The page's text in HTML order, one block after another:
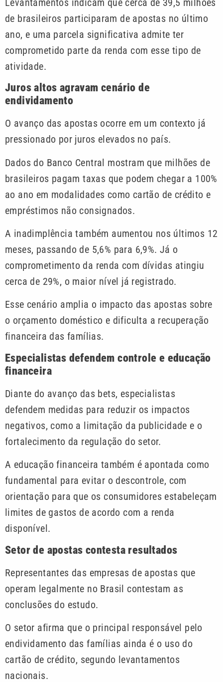
Levantamentos indicam que cerca de 39,5 milhões
de brasileiros participaram de apostas no último
ano, e uma parcela significativa admite ter
comprometido parte da renda com esse tipo de
atividade.
Juros altos agravam cenário de
endividamento
O avanço das apostas ocorre em um contexto já
pressionado por juros elevados no país.
Dados do Banco Central mostram que milhões de
brasileiros pagam taxas que podem chegar a 100%
ao ano em modalidades como cartão de crédito e
empréstimos não consignados.
A inadimplência também aumentou nos últimos 12
meses, passando de 5,6% para 6,9%. Já o
comprometimento da renda com dívidas atingiu
cerca de 29%, o maior nível já registrado.
Esse cenário amplia o impacto das apostas sobre
o orçamento doméstico e dificulta a recuperação
financeira das famílias.
Especialistas defendem controle e educação
financeira
Diante do avanço das bets, especialistas
defendem medidas para reduzir os impactos
negativos, como a limitação da publicidade e o
fortalecimento da regulação do setor.
A educação financeira também é apontada como
fundamental para evitar o descontrole, com
orientação para que os consumidores estabeleçam
limites de gastos de acordo com a renda
disponível.
Setor de apostas contesta resultados
Representantes das empresas de apostas que
operam legalmente no Brasil contestam as
conclusões do estudo.
O setor afirma que o principal responsável pelo
endividamento das famílias ainda é o uso do
cartão de crédito, segundo levantamentos
nacionais.